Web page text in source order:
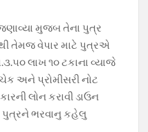
જણાવ્યા મુજબ તેના પુત્ર
તેમજ વેપાર માટે પુત્રએ
લાખ ૧૦ ટકાના વ્યાજે
ચેક અને પ્રોમીસરી નોટ
લોન કરાવી ડાઉન
પુત્રને ભરવાનુ કહેલુ